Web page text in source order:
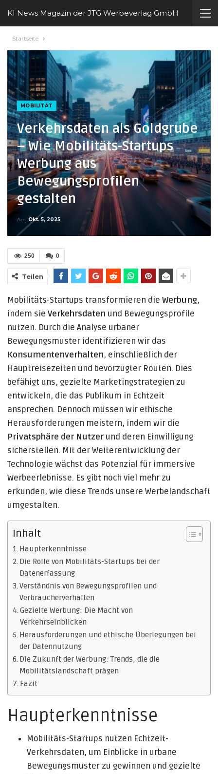
KI News Magazin der JTG Werbeverlag GmbH
Startseite
MOBILITÄT
Verkehrsdaten als Goldgrube
– Wie Mobilitäts-Startups
Werbung aus
Bewegungsprofilen
gestalten
Am Okt. 5, 2025
0
250
Teilen
Mobilitäts-Startups transformieren die Werbung,
indem sie Verkehrsdaten und Bewegungsprofile
nutzen. Durch die Analyse urbaner
Bewegungsmuster identifizieren wir das
Konsumentenverhalten, einschließlich der
Hauptreisezeiten und bevorzugter Routen. Dies
befähigt uns, gezielte Marketingstrategien zu
entwickeln, die das Publikum in Echtzeit
ansprechen. Dennoch müssen wir ethische
Herausforderungen meistern, indem wir die
Privatsphäre der Nutzerund deren Einwilligung
sicherstellen. Mit der Weiterentwicklung der
Technologie wächst das Potenzial für immersive
Werbeerlebnisse. Es gibt noch viel mehr zu
erkunden, wie diese Trends unsere Werbelandschaft
umgestalten.
Inhalt
Haupterkenntnisse
Die Rolle von Mobilitäts-Startups bei der
Datenerfassung
Verständnis von Bewegungsprofilen und
Verbraucherverhalten
Gezielte Werbung: Die Macht von
Verkehrseinblicken
Herausforderungen und ethische Überlegungen bei
der Datennutzung
Die Zukunft der Werbung: Trends, die die
Mobilitätslandschaft prägen
Fazit
Haupterkenntnisse
Mobilitäts-Startups nutzen Echtzeit-
Verkehrsdaten, um Einblicke in urbane
Bewegungsmuster zu gewinnen und gezielte